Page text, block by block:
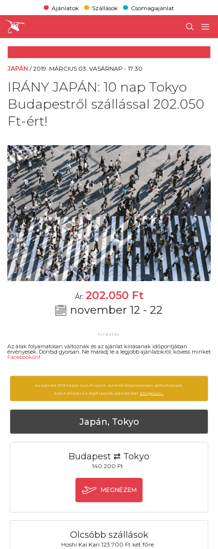
Ajánlatok Szállások Csomagajánlat
JAPÁN /2019. MÁRCIUS 03. VASÁRNAP - 17:30
IRÁNY JAPÁN: 10 nap Tokyo
Budapestről szállással 202.050
Ft-ért!
Ár: 202.050 Ft
november 12 - 22
Az árak folyamatosan változnak és az ajánlat kiírásanak időpontjában
érvényesek. Döntsd gyorsan. Ne maradj le a legjobb ajánlatokról, kövess minket
Facebookon!
Az ajánlat 2713 napja nem frissült. Az árak folyamatosan változhatnak,
ezért célszerű a legfrissebb ajánlatokat böngészni.
Japán, Tokyo
Budapest ⇄ Tokyo
140.200 Ft
MEGNÉZEM
Olcsóbb szállások
Hoshi Kai Kan 123.700 Ft két főre